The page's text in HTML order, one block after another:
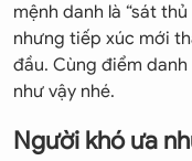
mệnh danh là “sát
nhưng tiếp xúc mới
đầu. Cùng điểm
như vậy nhé.
Người khó ưa